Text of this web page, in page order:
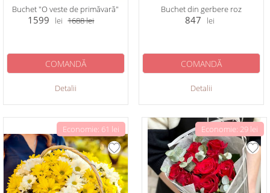
Buchet "O veste de primăvară"
1599 lei 1688lei
Detalii
COMANDĂ
Buchet din gerbere roz
847 lei
Detalii
COMANDĂ
Economie: 61 lei Economie: 29 lei